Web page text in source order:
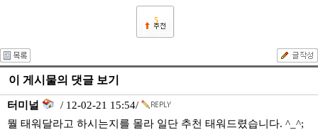
5
이 게시물의 댓글 보기
터미널
/ 12-02-21 15:54/
뭘 태워달라고 하시는지를 몰라 일단 추천 태워드렸습니다. ^_^;